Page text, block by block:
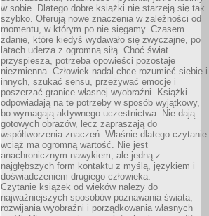
w sobie. Dlatego dobre książki nie starzeją się tak
szybko. Oferują nowe znaczenia w zależności od
momentu, w którym po nie sięgamy. Czasem
zdanie, które kiedyś wydawało się zwyczajne, po
latach uderza z ogromną siłą. Choć świat
przyspiesza, potrzeba opowieści pozostaje
niezmienna. Człowiek nadal chce rozumieć siebie i
innych, szukać sensu, przeżywać emocje i
poszerzać granice własnej wyobraźni. Książki
odpowiadają na te potrzeby w sposób wyjątkowy,
bo wymagają aktywnego uczestnictwa. Nie dają
gotowych obrazów, lecz zapraszają do
współtworzenia znaczeń. Właśnie dlatego czytanie
wciąż ma ogromną wartość. Nie jest
anachronicznym nawykiem, ale jedną z
najgłębszych form kontaktu z myślą, językiem i
doświadczeniem drugiego człowieka.
Czytanie książek od wieków należy do
najważniejszych sposobów poznawania świata,
rozwijania wyobraźni i porządkowania własnych